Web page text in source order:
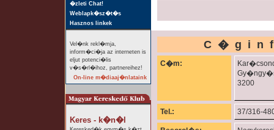
�zleti Chat!
Weblapk�sz�t�s
Hasznos linkek
Vel�nk rekl�mja,
inform�ci�ja az interneten is
eljut potenci�lis
v�s�rl�ihoz, partnereihez!
On-line m�diaaj�nlataink
Keres - k�n�l
C�m:
3200
Tel.: 37/316-